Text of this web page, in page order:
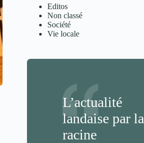
Editos
Non classé
Société
Vie locale
L’actualité
landaise par la
racine